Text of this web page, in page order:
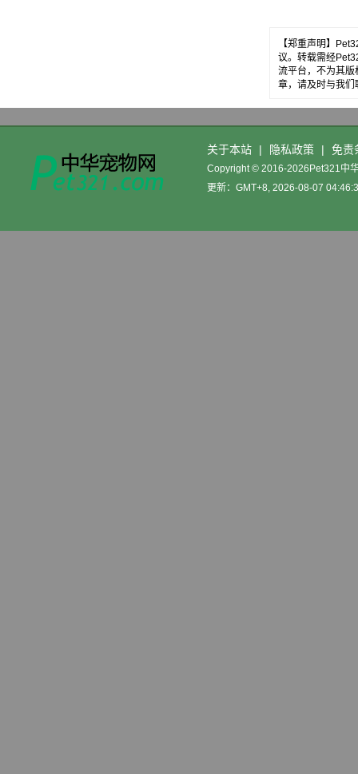
【郑重声明】
议。转载需经
流平台，不为其
章，请及时与我
关于本站 | 隐私政策 | 免责
Copyright © 2016-2026Pet321中
更新：GMT+8, 2026-08-07